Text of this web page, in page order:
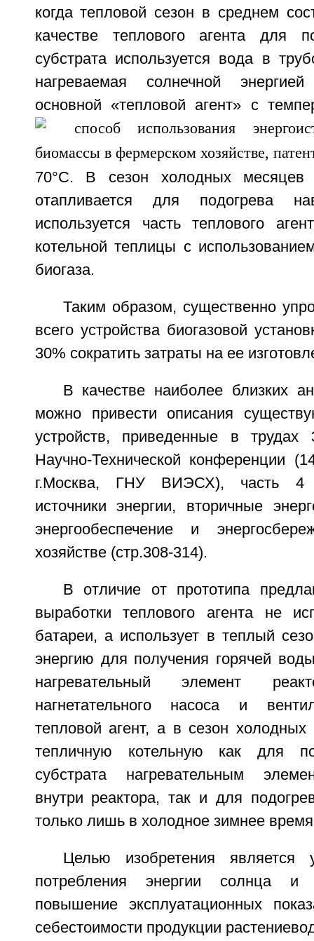
когда тепловой сезон в среднем
качестве теплового агента для
субстрата используется вода в
нагреваемая солнечной
основной «тепловой агент» с
70°С. В сезон холодных месяцев
отапливается для подогрева
используется часть теплового
котельной теплицы с
биогаза.
Таким образом, существенно
всего устройства биогазовой
30% сократить затраты на ее
В качестве наиболее близких
можно привести описания
устройств, приведенные в трудах
Научно-Технической конференции
г.Москва, ГНУ ВИЭСХ), часть 4
источники энергии, вторичные
энергообеспечение и
хозяйстве (стр.308-314).
В отличие от прототипа
выработки теплового агента не
батареи, а использует в теплый
энергию для получения горячей
нагревательный элемент
нагнетательного насоса и
тепловой агент, а в сезон холодных
тепличную котельную как для
субстрата нагревательным
внутри реактора, так и для
только лишь в холодное зимнее
Целью изобретения является
потребления энергии солнца и
повышение эксплуатационных
себестоимости продукции